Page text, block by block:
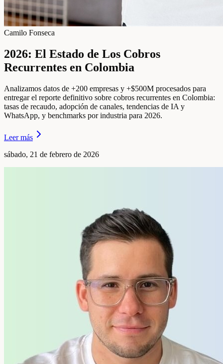
Camilo Fonseca
2026: El Estado de Los Cobros
Recurrentes en Colombia
Analizamos datos de +200 empresas y +$500M procesados para
entregar el reporte definitivo sobre cobros recurrentes en Colombia:
tasas de recaudo, adopción de canales, tendencias de IA y
WhatsApp, y benchmarks por industria para 2026.
Leer más
sábado, 21 de febrero de 2026